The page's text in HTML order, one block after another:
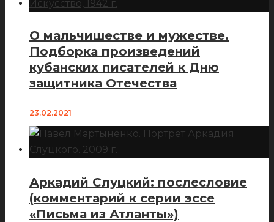
О мальчишестве и мужестве.
Подборка произведений
кубанских писателей к Дню
защитника Отечества
23.02.2021
Аркадий Слуцкий: послесловие
(комментарий к серии эссе
«Письма из Атланты»)